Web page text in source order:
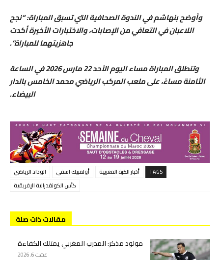
وأوضح بنهاشم في الندوة الصحافية التي تسبق المباراة: “نجح
اللاعبان في التعافي من الإصابات، والاختبارات الأخيرة أكدت
جاهزيتهما للمباراة”.
وتنطلق المباراة مساء اليوم الأحد 22 مارس 2026 في الساعة
الثامنة مساءً، على ملعب المركب الرياضي محمد الخامس بالدار
البيضاء.
TAGS أخبار الكرة المغربية أولمبيك آسفي
الوداد الرياضي
كأس الكونفدرالية الإفريقية
مقالات ذات صلة
مولود مذكر: المدرب المغربي يمتلك الكفاءة
غشت 6, 2026